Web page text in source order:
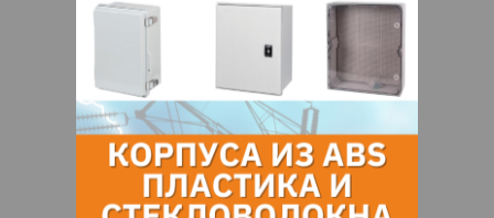
Оставьте электронный заказ с помощью
кнопки "Заказать" и мы подберем для
Вас подходящую компанию
поставщика.